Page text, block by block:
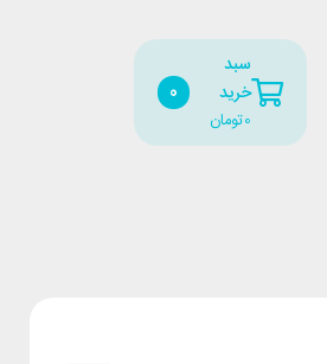
سبد
خرید
تومان0
0